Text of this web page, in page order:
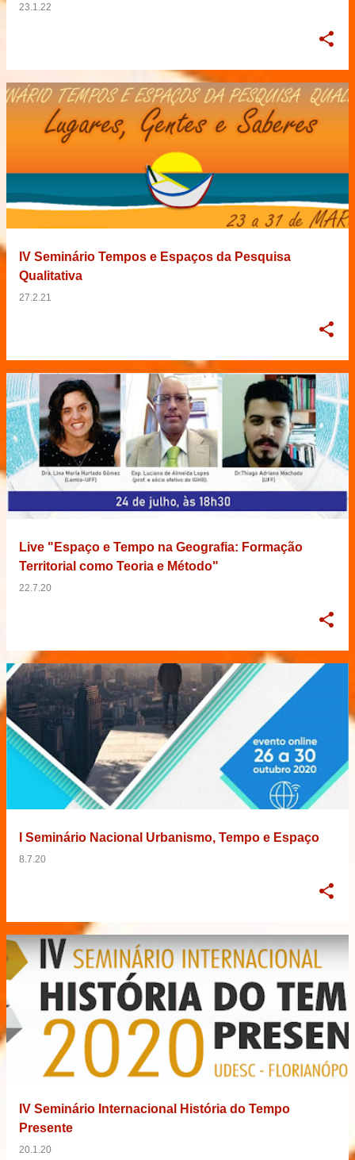
23.1.22
IV Seminário Tempos e Espaços da Pesquisa
Qualitativa
27.2.21
Live "Espaço e Tempo na Geografia: Formação
Territorial como Teoria e Método"
22.7.20
I Seminário Nacional Urbanismo, Tempo e Espaço
8.7.20
IV Seminário Internacional História do Tempo
Presente
20.1.20